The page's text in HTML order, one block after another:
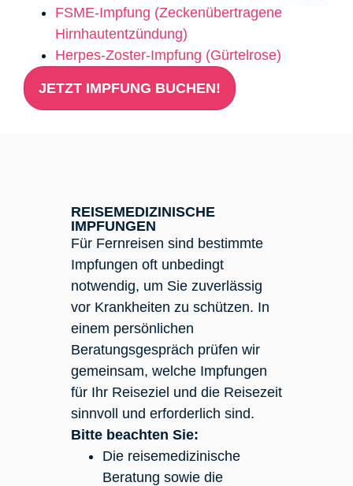
FSME-Impfung (Zeckenübertragene
Hirnhautentzündung)
Herpes-Zoster-Impfung (Gürtelrose)
JETZT IMPFUNG BUCHEN!
REISEMEDIZINISCHE
IMPFUNGEN
Für Fernreisen sind bestimmte
Impfungen oft unbedingt
notwendig, um Sie zuverlässig
vor Krankheiten zu schützen. In
einem persönlichen
Beratungsgespräch prüfen wir
gemeinsam, welche Impfungen
für Ihr Reiseziel und die Reisezeit
sinnvoll und erforderlich sind.
Bitte beachten Sie:
Die reisemedizinische
Beratung sowie die